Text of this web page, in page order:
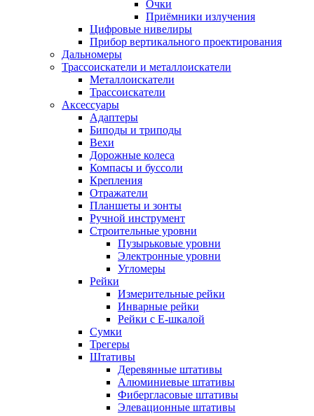
Очки
Приёмники излучения
Цифровые нивелиры
Прибор вертикального проектирования
Дальномеры
Трассоискатели и металлоискатели
Металлоискатели
Трассоискатели
Аксессуары
Адаптеры
Биподы и триподы
Вехи
Дорожные колеса
Компасы и буссоли
Крепления
Отражатели
Планшеты и зонты
Ручной инструмент
Строительные уровни
Пузырьковые уровни
Электронные уровни
Угломеры
Рейки
Измерительные рейки
Инварные рейки
Рейки с Е-шкалой
Сумки
Трегеры
Штативы
Деревянные штативы
Алюминиевые штативы
Фибергласовые штативы
Элевационные штативы